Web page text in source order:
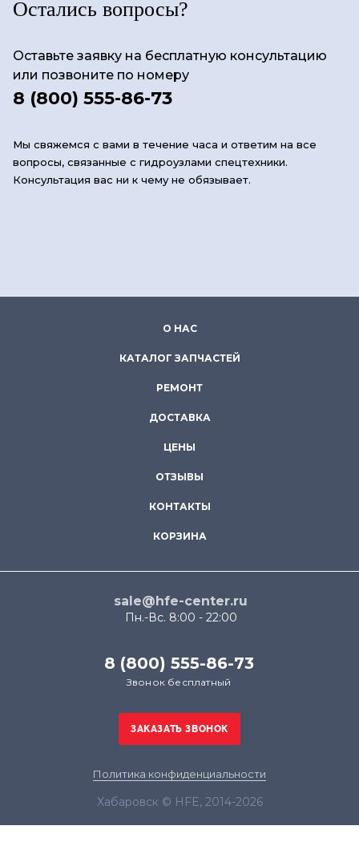
Остались вопросы?
Оставьте заявку на бесплатную консультацию
или позвоните по номеру
8 (800) 555-86-73
Мы свяжемся с вами в течение часа и ответим на все
вопросы, связанные с гидроузлами спецтехники.
Консультация вас ни к чему не обязывает.
О НАС
КАТАЛОГ ЗАПЧАСТЕЙ
РЕМОНТ
ДОСТАВКА
ЦЕНЫ
ОТЗЫВЫ
КОНТАКТЫ
КОРЗИНА
sale@hfe-center.ru
Пн.-Вс. 8:00 - 22:00
8 (800) 555-86-73
Звонок бесплатный
Политика конфиденциальности
Хабаровск © HFE, 2014-2026